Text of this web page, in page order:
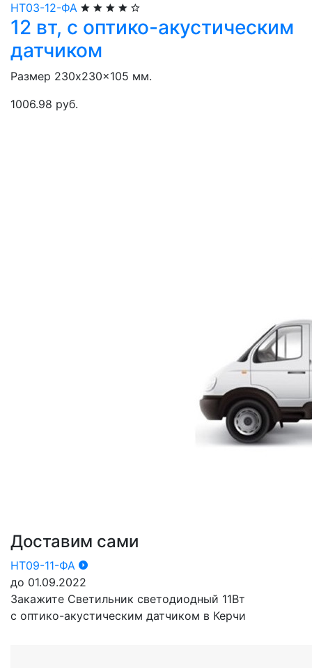
НТ03-12-ФА
12 вт, с оптико-акустическим
датчиком
Размер 230x230x105 мм.
1006.98 руб.
Доставим сами
НТ09-11-ФА
до 01.09.2022
Закажите Светильник светодиодный 11Вт
с оптико-акустическим датчиком в Керчи